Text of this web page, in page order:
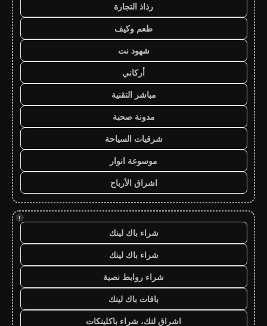
رذاذ التجارة
طعم وكيف
شهود نت
أركاني
مباشر التقنية
مدونة صحبة
شرقيات السياحة
موسوعة انوار
اشراق الأرباح
!
شراء باك لينك
شراء باك لينك
شراء روابط نصية
باقات باك لينك
اشراق لنك، شراء باكلينكات